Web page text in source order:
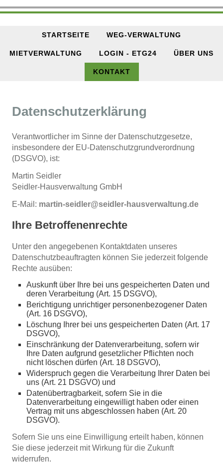
STARTSEITE WEG-VERWALTUNG
MIETVERWALTUNG LOGIN - ETG24 ÜBER UNS
KONTAKT
Datenschutzerklärung
Verantwortlicher im Sinne der Datenschutzgesetze,
insbesondere der EU-Datenschutzgrundverordnung
(DSGVO), ist:
Martin Seidler
Seidler-Hausverwaltung GmbH
E-Mail: martin-seidler@seidler-hausverwaltung.de
Ihre Betroffenenrechte
Unter den angegebenen Kontaktdaten unseres
Datenschutzbeauftragten können Sie jederzeit folgende
Rechte ausüben:
Auskunft über Ihre bei uns gespeicherten Daten und
deren Verarbeitung (Art. 15 DSGVO),
Berichtigung unrichtiger personenbezogener Daten
(Art. 16 DSGVO),
Löschung Ihrer bei uns gespeicherten Daten (Art. 17
DSGVO),
Einschränkung der Datenverarbeitung, sofern wir
Ihre Daten aufgrund gesetzlicher Pflichten noch
nicht löschen dürfen (Art. 18 DSGVO),
Widerspruch gegen die Verarbeitung Ihrer Daten bei
uns (Art. 21 DSGVO) und
Datenübertragbarkeit, sofern Sie in die
Datenverarbeitung eingewilligt haben oder einen
Vertrag mit uns abgeschlossen haben (Art. 20
DSGVO).
Sofern Sie uns eine Einwilligung erteilt haben, können
Sie diese jederzeit mit Wirkung für die Zukunft
widerrufen.